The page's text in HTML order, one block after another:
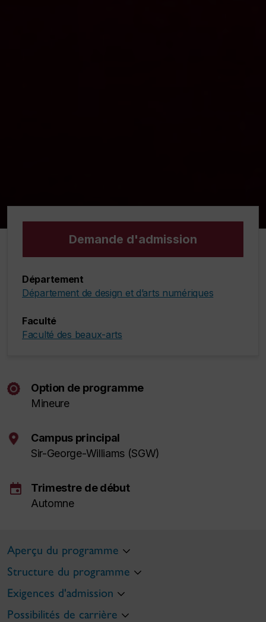
Demande d'admission
Département
Département de design et d’arts numériques
Faculté
Faculté des beaux-arts
Option de programme
Mineure
Campus principal
Sir-George-Williams (SGW)
event
Trimestre de début
Automne
Aperçu du programme
Structure du programme
Exigences d'admission
Possibilités de carrière